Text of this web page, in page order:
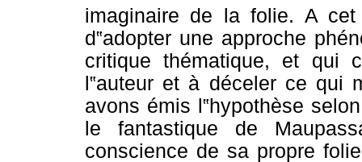
imaginaire de la folie. A
d‟adopter une approche
critique thématique, et qui
l‟auteur et à déceler ce qui
avons émis l‟hypothèse
le fantastique de
conscience de sa propre